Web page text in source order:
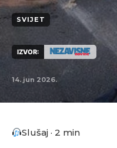
SVIJET
IZVOR:
14. jun 2026.
Slušaj · 2 min